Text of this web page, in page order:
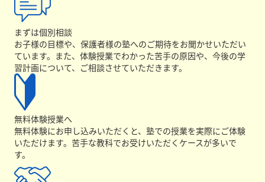
まずは個別相談
お子様の目標や、保護者様の塾へのご期待をお聞かせいただい
ています。また、体験授業でわかった苦手の原因や、今後の学
習計画について、ご相談させていただきます。
無料体験授業へ
無料体験にお申し込みいただくと、塾での授業を実際にご体験
いただけます。苦手な教科でお受けいただくケースが多いで
す。